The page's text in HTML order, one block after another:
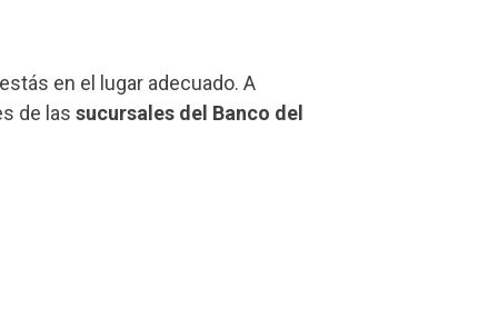
en el lugar adecuado. A
de las sucursales del Banco del